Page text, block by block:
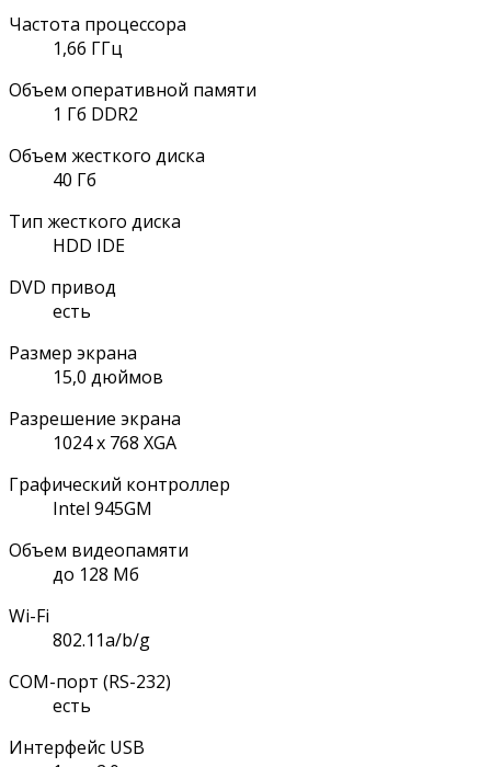
Частота процессора
1,66 ГГц
Объем оперативной памяти
1 Гб DDR2
Объем жесткого диска
40 Гб
Тип жесткого диска
HDD IDE
DVD привод
есть
Размер экрана
15,0 дюймов
Разрешение экрана
1024 x 768 XGA
Графический контроллер
Intel 945GM
Объем видеопамяти
до 128 Мб
Wi-Fi
802.11a/b/g
COM-порт (RS-232)
есть
Интерфейс USB